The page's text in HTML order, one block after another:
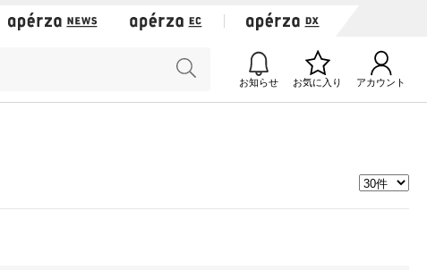
お知らせ お気に入り アカウント